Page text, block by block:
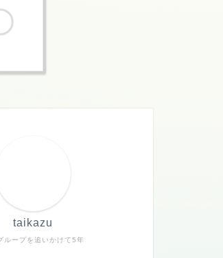
ループを追いかけて5年
taikazu